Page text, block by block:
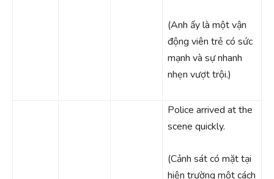
(Anh ấy là một vận
động viên trẻ có sức
mạnh và sự nhanh
nhẹn vượt trội.)
Police arrived at the
scene quickly.
(Cảnh sát có mặt tại
hiện trường một cách